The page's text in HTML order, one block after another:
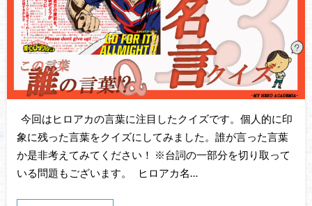
今回はヒロアカの言葉に注目したクイズです。個人的に印
象に残った言葉をクイズにしてみました。誰が言った言葉
か是非考えてみてください！ ※台詞の一部分を切り取って
いる問題もございます。 ヒロアカ名…